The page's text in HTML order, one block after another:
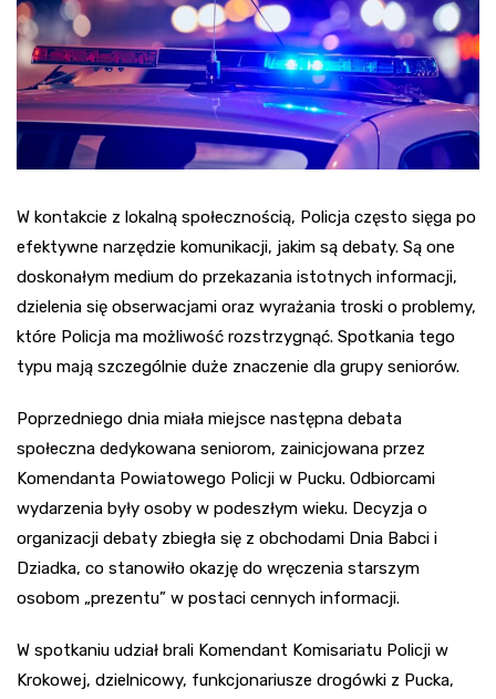
W kontakcie z lokalną społecznością, Policja często sięga po
efektywne narzędzie komunikacji, jakim są debaty. Są one
doskonałym medium do przekazania istotnych informacji,
dzielenia się obserwacjami oraz wyrażania troski o problemy,
które Policja ma możliwość rozstrzygnąć. Spotkania tego
typu mają szczególnie duże znaczenie dla grupy seniorów.
Poprzedniego dnia miała miejsce następna debata
społeczna dedykowana seniorom, zainicjowana przez
Komendanta Powiatowego Policji w Pucku. Odbiorcami
wydarzenia były osoby w podeszłym wieku. Decyzja o
organizacji debaty zbiegła się z obchodami Dnia Babci i
Dziadka, co stanowiło okazję do wręczenia starszym
osobom „prezentu” w postaci cennych informacji.
W spotkaniu udział brali Komendant Komisariatu Policji w
Krokowej, dzielnicowy, funkcjonariusze drogówki z Pucka,